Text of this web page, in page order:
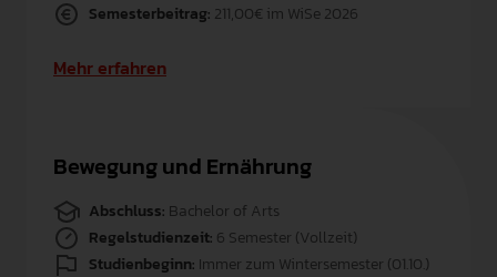
Semesterbeitrag: 211,00€ im WiSe 2026
Mehr erfahren
Bewegung und Ernährung
Abschluss: Bachelor of Arts
Regelstudienzeit: 6 Semester (Vollzeit)
Studienbeginn: Immer zum Wintersemester (01.10.)